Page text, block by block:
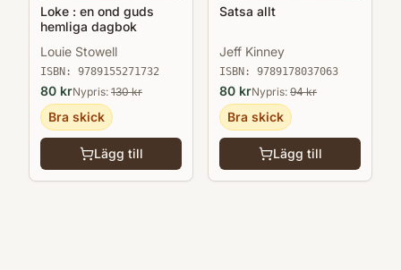
Loke : en ond guds
hemliga dagbok
Louie Stowell
ISBN: 9789155271732
80 krNypris: 130kr
Bra skick
Lägg till
Satsa allt
Jeff Kinney
ISBN: 9789178037063
80 krNypris: 94kr
Bra skick
Lägg till